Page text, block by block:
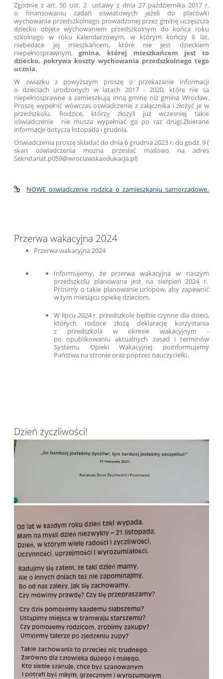
Zgodnie z art. 50 ust. 2 ustawy z dnia 27 października 2017 r.
o finansowaniu zadań oswiatowych jeżeli do placówki
wychowania przedszkolnego prowadzonej przez gminę uczęszcza
dziecko objete wychowaniem przedszkolnym do końca roku
szkolnego w roku kalendarzowym, w którym kończy 6 lat,
niebedace jej mieszkańcem, które nie jest dzieckiem
niepełnosprawnym,gmina, której mieszkańcem jest to
dziecko, pokrywa koszty wychowania przedszkolnego tego
ucznia.
W związku z powyższym proszę o przekazanie informacji
o dzieciach urodzonych w latach 2017 - 2020, które nie sa
niepełnosprawne a zamieszkują inną gminę niż gmina Wrocław.
Proszę wypełnić wówczas oswiadczenie z załącznika i złożyć je w
przedszkolu. Rodzice, którzy złożyli już wczesniej takie
oświadczenie nie musza wypełniać go po raz drugi.Zbierane
informacje dotycza listopada i grudnia.
Oświadczenia proszę składać do dnia 6 grudnia 2023 r. do godz. 9 (
skan oświadczenia mozna przesłać mailowo na adres
Sekretariat.p059@wroclawskaedukacja.pl)
NOWE_oswiadczenie_rodzica_o_zamieszkaniu_samorzadowe.docx
Przerwa wakacyjna 2024
Przerwa wakacyjna 2024
Informujemy, że przerwa wakacyjna w naszym
przedszkolu planowana jest na sierpień 2024 r.
Prosimy o takie planowanie urlopów, aby zapewnić
w tym miesiącu opiekę dzieciom.
W lipcu 2024 r. przedszkole będzie czynne dla dzieci,
których rodzice złożą deklarację korzystania
z przedszkola w okresie wakacyjnym -
po opublikowaniu aktualnych zasad i terminów
Systemu Opieki Wakacyjnej poinformujemy
Państwa na stronie oraz poprzez nauczycielki.
Dzień życzliwości!